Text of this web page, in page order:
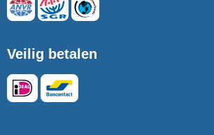
Veilig betalen